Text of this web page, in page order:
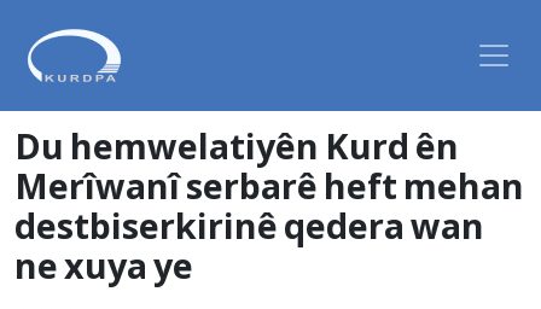
Du hemwelatiyên Kurd ên
Merîwanî serbarê heft mehan
destbiserkirinê qedera wan
ne xuya ye